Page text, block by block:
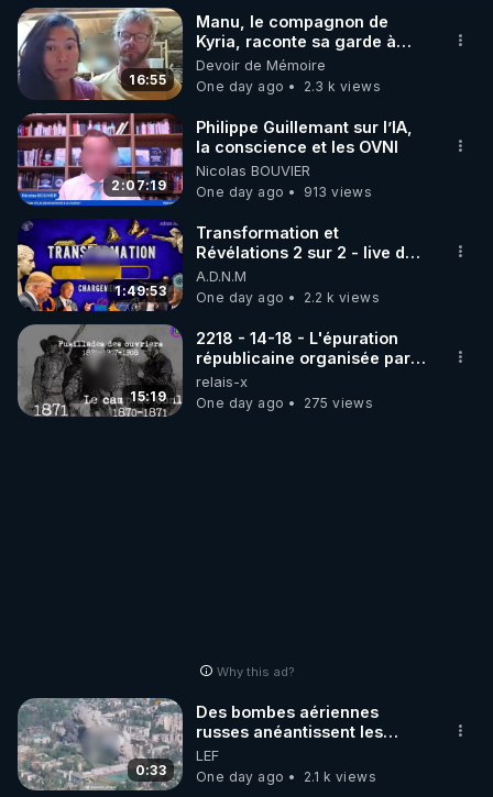
16:55
Manu, le compagnon de
Kyria, raconte sa garde à
vue musclée. PARTAGEZ!
Devoir de Mémoire
One day ago
2.3 k views
2:07:19
Philippe Guillemant sur l’IA,
la conscience et les OVNI
Nicolas BOUVIER
One day ago
913 views
1:49:53
Transformation et
Révélations 2 sur 2 - live du
07/08/26
A.D.N.M
One day ago
2.2 k views
15:19
2218 - 14-18 - L'épuration
républicaine organisée par
les frères de la truelle
relais-x
One day ago
275 views
Why this ad?
0:33
Des bombes aériennes
russes anéantissent les
centres de contrôle de
drones de 3 brigades
ukrainienne
LEF
One day ago
2.1 k views